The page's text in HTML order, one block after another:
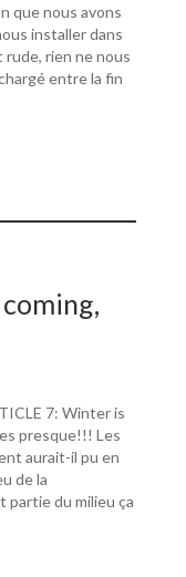
que nous avons
installer dans
rien ne nous
entre la fin
7: Winter is
presque!!! Les
aurait-il pu en
de la
partie du milieu ça